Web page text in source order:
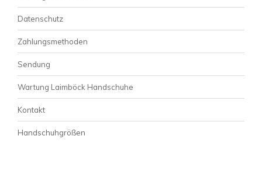
Datenschutz
Zahlungsmethoden
Sendung
Wartung Laimböck Handschuhe
Kontakt
Handschuhgrößen